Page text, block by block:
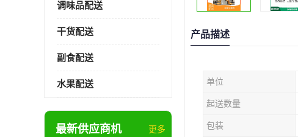
调味品配送
干货配送
副食配送
水果配送
最新供应商机 更多
产品描述
单位
起送数量
包装